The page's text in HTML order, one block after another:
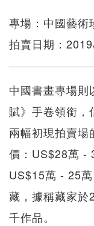
專場：中國藝術
拍賣日期：
中國書畫專場則
賦》手卷領銜
兩幅初現拍賣場
價：US$28萬 -
US$15萬 - 25
藏，據稱藏家於
千作品。